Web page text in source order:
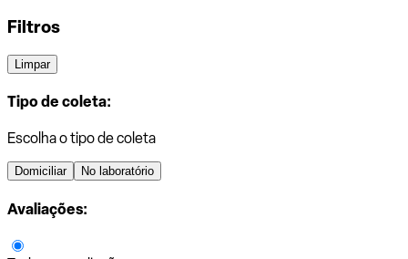
Filtros
Limpar
Tipo de coleta:
Escolha o tipo de coleta
Domiciliar No laboratório
Avaliações: